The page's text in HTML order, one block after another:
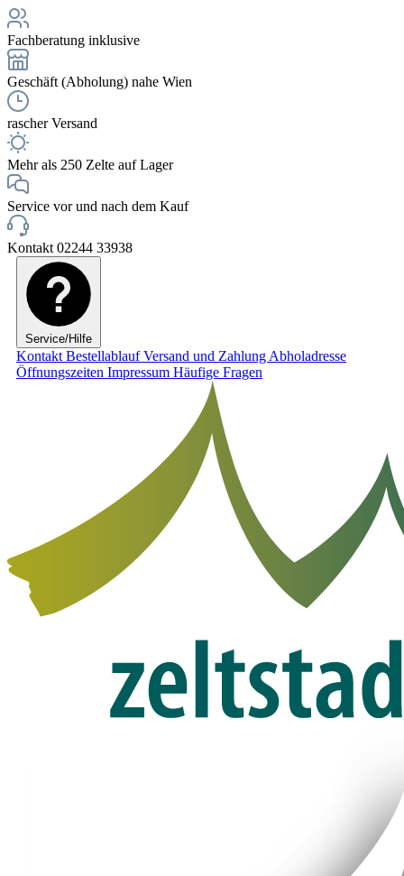
Fachberatung inklusive
Geschäft (Abholung) nahe Wien
rascher Versand
Mehr als 250 Zelte auf Lager
Service vor und nach dem Kauf
Kontakt 02244 33938
Service/Hilfe
Kontakt BestellablaufVersand und Zahlung Abholadresse
Öffnungszeiten Impressum Häufige Fragen